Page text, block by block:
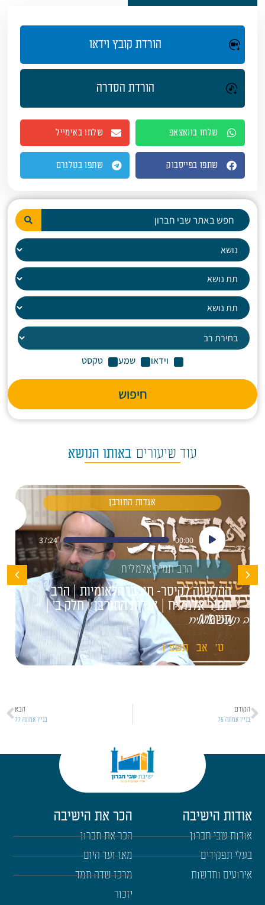
הורדת קובץ וידאו
הורדת הסדרה
שלחו בוואצאפ שלחו באימייל
שתפו בפייסבוק שתפו בטלגרם
וידאו שמע טקסט
חיפוש
עוד שיעורים באותו הנושא
אגדות החורבן
נגן
אודיו
00:00
37:24
הרב תמיר אלמליח
ההלשנה לקיסר- חורבן הלאומיות | הרב
תמיר אלמליח | אגדות החורבן | חלק ב' |
תשפ"ו
ט' אב תשפ"ו
הקודם
בניין אמונה 75
הבא
בניין אמונה 77
אודות הישיבה
אודות שבי חברון
בעלי תפקידים
אירועים וחדשות
הכר את הישיבה
הכר את חברון
מאז ועד היום
מרכז שדה חמד
יזכור